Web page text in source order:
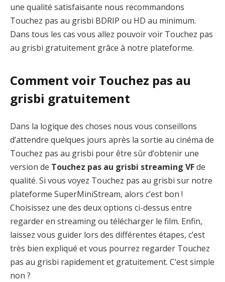
une qualité satisfaisante nous recommandons
Touchez pas au grisbi BDRIP ou HD au minimum.
Dans tous les cas vous allez pouvoir voir Touchez pas
au grisbi gratuitement grâce à notre plateforme.
Comment voir Touchez pas au
grisbi gratuitement
Dans la logique des choses nous vous conseillons
d’attendre quelques jours après la sortie au cinéma de
Touchez pas au grisbi pour être sûr d’obtenir une
version de Touchez pas au grisbi streaming VFde
qualité. Si vous voyez Touchez pas au grisbi sur notre
plateforme SuperMiniStream, alors c’est bon !
Choisissez une des deux options ci-dessus entre
regarder en streaming ou télécharger le film. Enfin,
laissez vous guider lors des différentes étapes, c’est
très bien expliqué et vous pourrez regarder Touchez
pas au grisbi rapidement et gratuitement. C’est simple
non ?